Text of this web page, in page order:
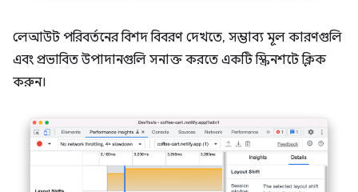
লেআউট পরিবর্তনের বিশদ বিবরণ দেখতে, সম্ভাব্য মূল কারণগুলি
এবং প্রভাবিত উপাদানগুলি সনাক্ত করতে একটি স্ক্রিনশটে ক্লিক
করুন।